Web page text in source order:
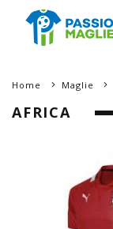
Home Maglie
AFRICA